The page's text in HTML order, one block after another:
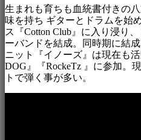
生まれも育ちも血統書付きの
味を持ち ギターとドラムを始
ス『Cotton Club』に入り浸り
ーバンドを結成。同時期に結
ニット『イノーズ』は現在も
DOG』『RockeTz 』に参加。
トで弾く事が多い。